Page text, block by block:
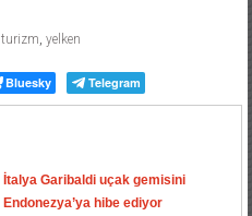
turizm, yelken
Bluesky Telegram
İtalya Garibaldi uçak gemisini
Endonezya’ya hibe ediyor